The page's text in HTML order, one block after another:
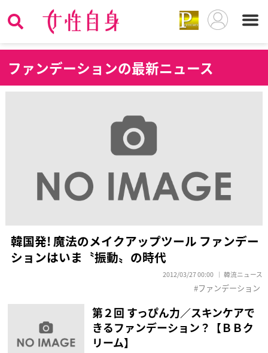
ファンデーションの最新ニュース
韓国発! 魔法のメイクアップツール ファンデー
ションはいま〝振動〟の時代
2012/03/27 00:00 韓流ニュース
ファンデーション
第２回 すっぴん力／スキンケアで
きるファンデーション？【ＢＢク
リーム】